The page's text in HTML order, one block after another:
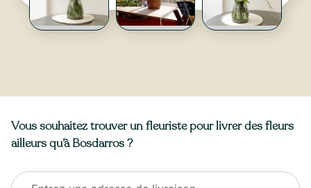
Vous souhaitez trouver un fleuriste pour livrer des fleurs
ailleurs qu’à Bosdarros ?